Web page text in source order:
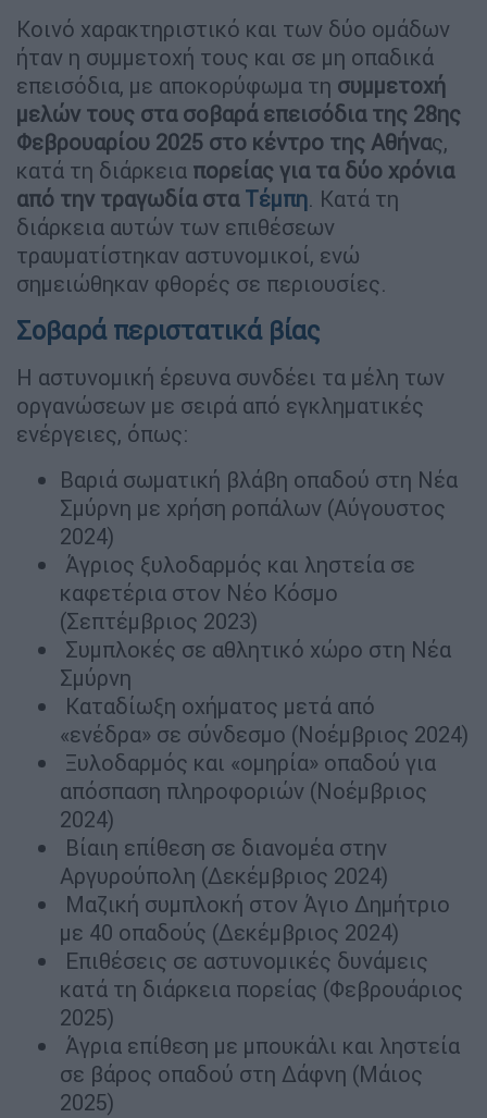
Κοινό χαρακτηριστικό και των δύο ομάδων
ήταν η συμμετοχή τους και σε μη οπαδικά
επεισόδια, με αποκορύφωμα τη συμμετοχή
μελών τους στα σοβαρά επεισόδια της 28ης
Φεβρουαρίου 2025 στο κέντρο της Αθήνας,
κατά τη διάρκεια πορείας για τα δύο χρόνια
από την τραγωδία σταΤέμπη. Κατά τη
διάρκεια αυτών των επιθέσεων
τραυματίστηκαν αστυνομικοί, ενώ
σημειώθηκαν φθορές σε περιουσίες.
Σοβαρά περιστατικά βίας
Η αστυνομική έρευνα συνδέει τα μέλη των
οργανώσεων με σειρά από εγκληματικές
ενέργειες, όπως:
Βαριά σωματική βλάβη οπαδού στη Νέα
Σμύρνη με χρήση ροπάλων (Αύγουστος
2024)
Άγριος ξυλοδαρμός και ληστεία σε
καφετέρια στον Νέο Κόσμο
(Σεπτέμβριος 2023)
Συμπλοκές σε αθλητικό χώρο στη Νέα
Σμύρνη
Καταδίωξη οχήματος μετά από
«ενέδρα» σε σύνδεσμο (Νοέμβριος 2024)
Ξυλοδαρμός και «ομηρία» οπαδού για
απόσπαση πληροφοριών (Νοέμβριος
2024)
Βίαιη επίθεση σε διανομέα στην
Αργυρούπολη (Δεκέμβριος 2024)
Μαζική συμπλοκή στον Άγιο Δημήτριο
με 40 οπαδούς (Δεκέμβριος 2024)
Επιθέσεις σε αστυνομικές δυνάμεις
κατά τη διάρκεια πορείας (Φεβρουάριος
2025)
Άγρια επίθεση με μπουκάλι και ληστεία
σε βάρος οπαδού στη Δάφνη (Μάιος
2025)